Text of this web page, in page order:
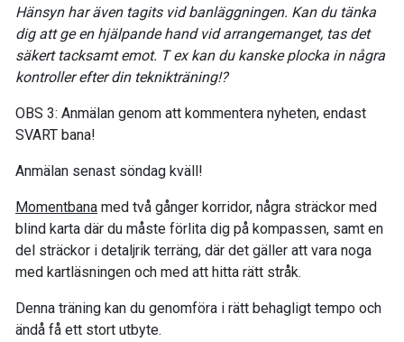
Hänsyn har även tagits vid banläggningen. Kan du tänka
dig att ge en hjälpande hand vid arrangemanget, tas det
säkert tacksamt emot. T ex kan du kanske plocka in några
kontroller efter din teknikträning!?
OBS 3: Anmälan genom att kommentera nyheten, endast
SVART bana!
Anmälan senast söndag kväll!
Momentbana med två gånger korridor, några sträckor med
blind karta där du måste förlita dig på kompassen, samt en
del sträckor i detaljrik terräng, där det gäller att vara noga
med kartläsningen och med att hitta rätt stråk.
Denna träning kan du genomföra i rätt behagligt tempo och
ändå få ett stort utbyte.